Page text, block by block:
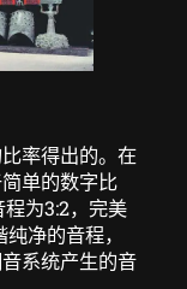
率得出的。在
单的数字比
为3:2，完美
净的音程，
系统产生的音